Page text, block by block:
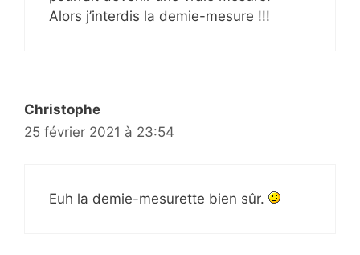
Alors j’interdis la demie-mesure !!!
Christophe
25 février 2021 à 23:54
Euh la demie-mesurette bien sûr.